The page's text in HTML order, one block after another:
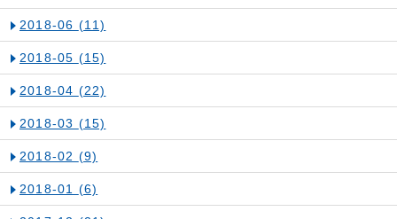
2018-06 (11)
2018-05 (15)
2018-04 (22)
2018-03 (15)
2018-02 (9)
2018-01 (6)